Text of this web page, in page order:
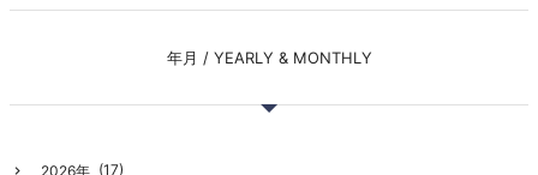
年月 / YEARLY & MONTHLY
2026年 (17)